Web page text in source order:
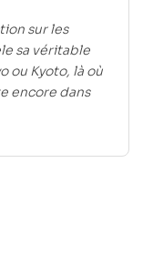
sur les
sa véritable
ou Kyoto, là où
encore dans